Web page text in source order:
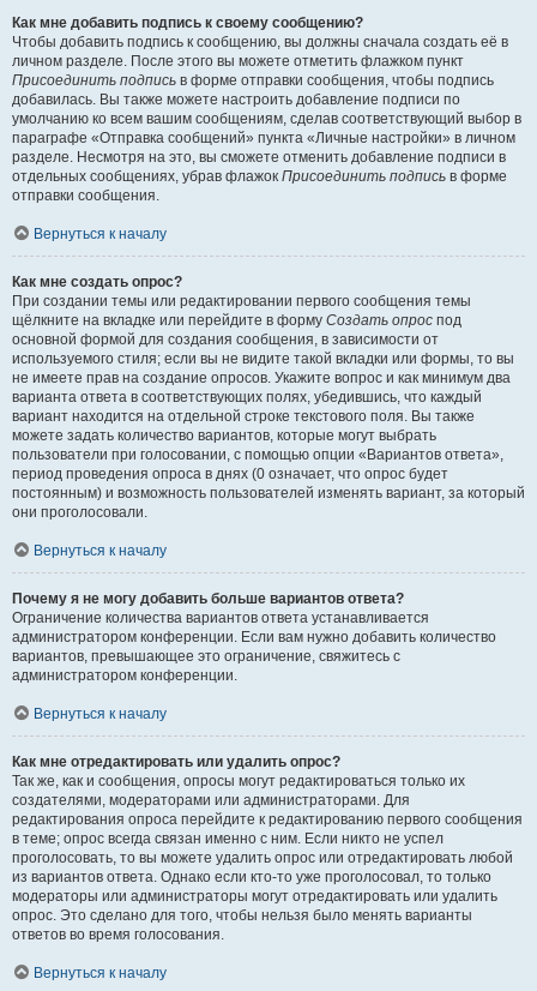
Как мне добавить подпись к своему сообщению?
Чтобы добавить подпись к сообщению, вы должны сначала создать её в
личном разделе. После этого вы можете отметить флажком пункт
Присоединить подпись в форме отправки сообщения, чтобы подпись
добавилась. Вы также можете настроить добавление подписи по
умолчанию ко всем вашим сообщениям, сделав соответствующий выбор в
параграфе «Отправка сообщений» пункта «Личные настройки» в личном
разделе. Несмотря на это, вы сможете отменить добавление подписи в
отдельных сообщениях, убрав флажок Присоединить подпись в форме
отправки сообщения.
Вернуться к началу
Как мне создать опрос?
При создании темы или редактировании первого сообщения темы
щёлкните на вкладке или перейдите в форму Создать опрос под
основной формой для создания сообщения, в зависимости от
используемого стиля; если вы не видите такой вкладки или формы, то вы
не имеете прав на создание опросов. Укажите вопрос и как минимум два
варианта ответа в соответствующих полях, убедившись, что каждый
вариант находится на отдельной строке текстового поля. Вы также
можете задать количество вариантов, которые могут выбрать
пользователи при голосовании, с помощью опции «Вариантов ответа»,
период проведения опроса в днях (0 означает, что опрос будет
постоянным) и возможность пользователей изменять вариант, за который
они проголосовали.
Вернуться к началу
Почему я не могу добавить больше вариантов ответа?
Ограничение количества вариантов ответа устанавливается
администратором конференции. Если вам нужно добавить количество
вариантов, превышающее это ограничение, свяжитесь с
администратором конференции.
Вернуться к началу
Как мне отредактировать или удалить опрос?
Так же, как и сообщения, опросы могут редактироваться только их
создателями, модераторами или администраторами. Для
редактирования опроса перейдите к редактированию первого сообщения
в теме; опрос всегда связан именно с ним. Если никто не успел
проголосовать, то вы можете удалить опрос или отредактировать любой
из вариантов ответа. Однако если кто-то уже проголосовал, то только
модераторы или администраторы могут отредактировать или удалить
опрос. Это сделано для того, чтобы нельзя было менять варианты
ответов во время голосования.
Вернуться к началу